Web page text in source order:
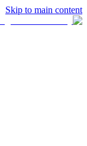
Skip to main content